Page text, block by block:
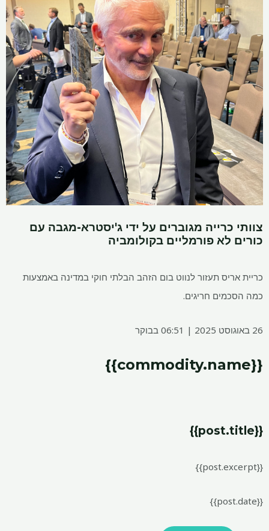
צוותי כרייה מגוברים על ידי ג'יסטרא-מגבה עם
כורים לא פורמליים בקולומביה
כריית אריס תעזור לנווט בום הזהב הבלתי חוקי במדינה באמצעות
כמה הסכמים חריגים.
26 באוגוסט 2025 | 06:51 בבוקר
{{commodity.name}}
{{post.title}}
{{post.excerpt}}
{{post.date}}